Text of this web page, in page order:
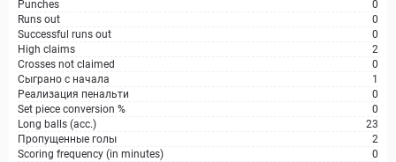
Punches
0
Runs out
0
Successful runs out
0
High claims
2
Crosses not claimed
0
Сыграно с начала
1
Реализация пенальти
0
Set piece conversion %
0
Long balls (acc.)
23
Пропущенные голы
2
Scoring frequency (in minutes)
0